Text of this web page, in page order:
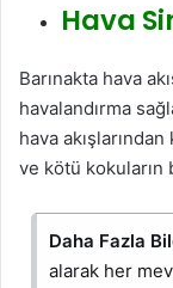
Hava
Barınakta hava
havalandırma
hava
ve kötü
Daha Fazla
alarak her